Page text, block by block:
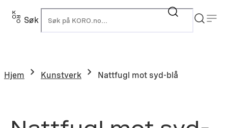
Hopp
Søk
Hjem Kunstverk Nattfugl mot syd-blå